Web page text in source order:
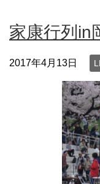
家康行列in
2017年4月13日